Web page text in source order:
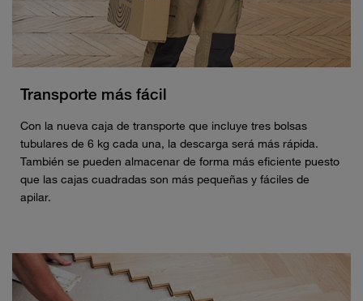
Transporte más fácil
Con la nueva caja de transporte que incluye tres bolsas
tubulares de 6 kg cada una, la descarga será más rápida.
También se pueden almacenar de forma más eficiente puesto
que las cajas cuadradas son más pequeñas y fáciles de
apilar.